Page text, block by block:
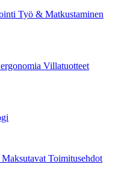
sivulla.Työ & Matkustaminen
Villatuotteet
Maksutavat Toimitusehdot